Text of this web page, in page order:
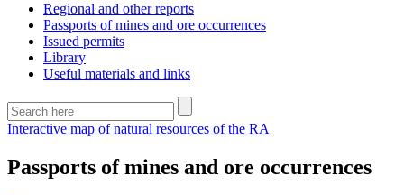
Regional and other reports
Passports of mines and ore occurrences
Issued permits
Library
Useful materials and links
Interactive map of natural resources of the RA
Passports of mines and ore occurrences